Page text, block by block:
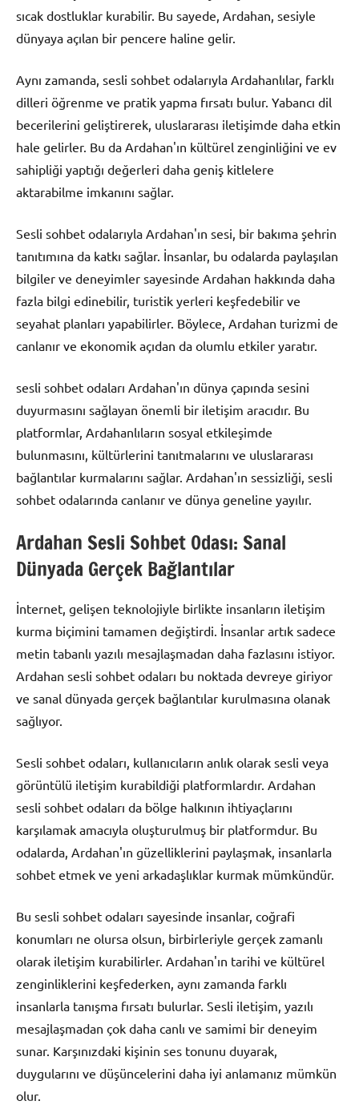
sıcak dostluklar kurabilir. Bu sayede, Ardahan, sesiyle
dünyaya açılan bir pencere haline gelir.
Aynı zamanda, sesli sohbet odalarıyla Ardahanlılar, farklı
dilleri öğrenme ve pratik yapma fırsatı bulur. Yabancı dil
becerilerini geliştirerek, uluslararası iletişimde daha etkin
hale gelirler. Bu da Ardahan'ın kültürel zenginliğini ve ev
sahipliği yaptığı değerleri daha geniş kitlelere
aktarabilme imkanını sağlar.
Sesli sohbet odalarıyla Ardahan'ın sesi, bir bakıma şehrin
tanıtımına da katkı sağlar. İnsanlar, bu odalarda paylaşılan
bilgiler ve deneyimler sayesinde Ardahan hakkında daha
fazla bilgi edinebilir, turistik yerleri keşfedebilir ve
seyahat planları yapabilirler. Böylece, Ardahan turizmi de
canlanır ve ekonomik açıdan da olumlu etkiler yaratır.
sesli sohbet odaları Ardahan'ın dünya çapında sesini
duyurmasını sağlayan önemli bir iletişim aracıdır. Bu
platformlar, Ardahanlıların sosyal etkileşimde
bulunmasını, kültürlerini tanıtmalarını ve uluslararası
bağlantılar kurmalarını sağlar. Ardahan'ın sessizliği, sesli
sohbet odalarında canlanır ve dünya geneline yayılır.
Ardahan Sesli Sohbet Odası: Sanal
Dünyada Gerçek Bağlantılar
İnternet, gelişen teknolojiyle birlikte insanların iletişim
kurma biçimini tamamen değiştirdi. İnsanlar artık sadece
metin tabanlı yazılı mesajlaşmadan daha fazlasını istiyor.
Ardahan sesli sohbet odaları bu noktada devreye giriyor
ve sanal dünyada gerçek bağlantılar kurulmasına olanak
sağlıyor.
Sesli sohbet odaları, kullanıcıların anlık olarak sesli veya
görüntülü iletişim kurabildiği platformlardır. Ardahan
sesli sohbet odaları da bölge halkının ihtiyaçlarını
karşılamak amacıyla oluşturulmuş bir platformdur. Bu
odalarda, Ardahan'ın güzelliklerini paylaşmak, insanlarla
sohbet etmek ve yeni arkadaşlıklar kurmak mümkündür.
Bu sesli sohbet odaları sayesinde insanlar, coğrafi
konumları ne olursa olsun, birbirleriyle gerçek zamanlı
olarak iletişim kurabilirler. Ardahan'ın tarihi ve kültürel
zenginliklerini keşfederken, aynı zamanda farklı
insanlarla tanışma fırsatı bulurlar. Sesli iletişim, yazılı
mesajlaşmadan çok daha canlı ve samimi bir deneyim
sunar. Karşınızdaki kişinin ses tonunu duyarak,
duygularını ve düşüncelerini daha iyi anlamanız mümkün
olur.